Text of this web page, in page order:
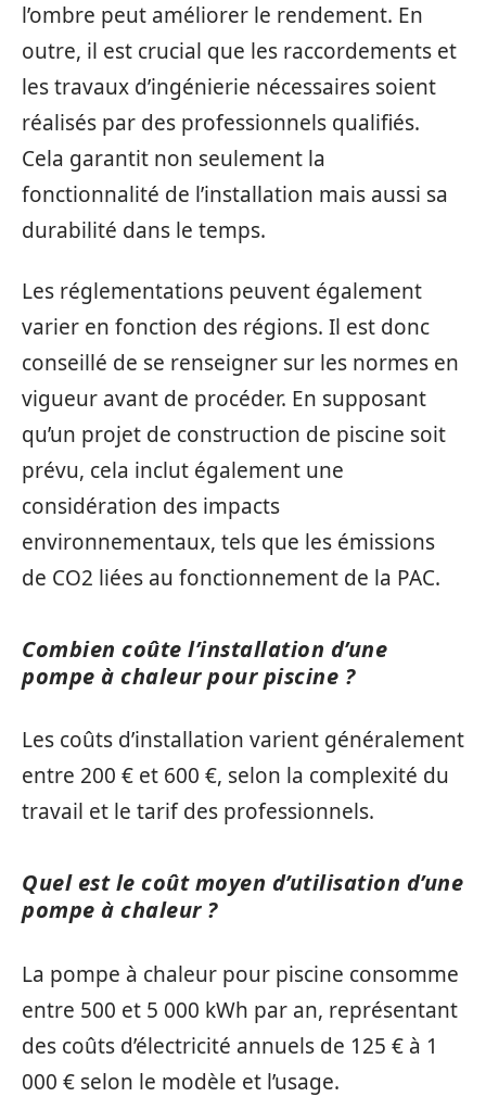
l’ombre peut améliorer le rendement. En
outre, il est crucial que les raccordements et
les travaux d’ingénierie nécessaires soient
réalisés par des professionnels qualifiés.
Cela garantit non seulement la
fonctionnalité de l’installation mais aussi sa
durabilité dans le temps.
Les réglementations peuvent également
varier en fonction des régions. Il est donc
conseillé de se renseigner sur les normes en
vigueur avant de procéder. En supposant
qu’un projet de construction de piscine soit
prévu, cela inclut également une
considération des impacts
environnementaux, tels que les émissions
de CO2 liées au fonctionnement de la PAC.
Combien coûte l’installation d’une
pompe à chaleur pour piscine ?
Les coûts d’installation varient généralement
entre 200 € et 600 €, selon la complexité du
travail et le tarif des professionnels.
Quel est le coût moyen d’utilisation d’une
pompe à chaleur ?
La pompe à chaleur pour piscine consomme
entre 500 et 5 000 kWh par an, représentant
des coûts d’électricité annuels de 125 € à 1
000 € selon le modèle et l’usage.